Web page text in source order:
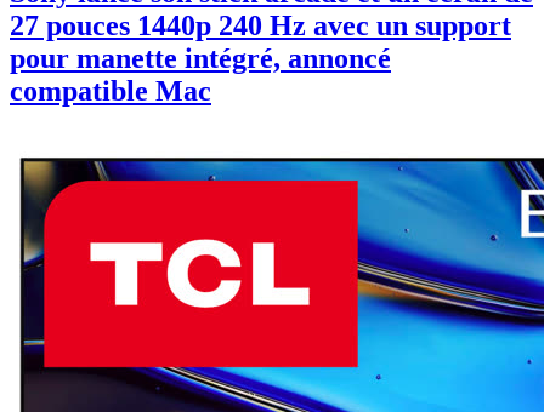
27 pouces 1440p 240 Hz avec un support
pour manette intégré, annoncé
compatible Mac